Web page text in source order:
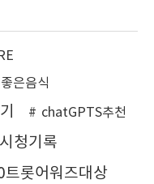
은음식
chatGPTS추천
청기록
트롯어워즈대상